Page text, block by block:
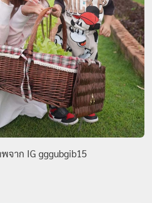
จาก IG gggubgib15